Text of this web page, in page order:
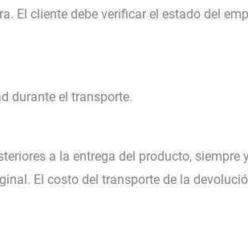
El cliente debe verificar el estado del
durante el transporte.
a la entrega del producto, siempre
El costo del transporte de la